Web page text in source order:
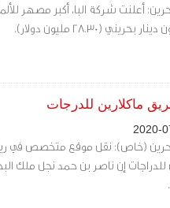
أعلنت شركة البا، أكبر مصهر
ماكلارين للدرجات
(خاص): نقل موقع متخصص في
للدراجات إن ناصر بن حمد نجل ملك